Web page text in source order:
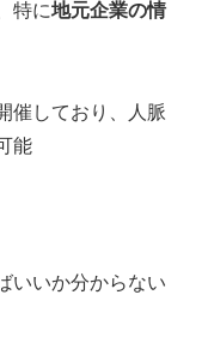
特に地元企業の情
催しており、人脈
能
いいか分からない